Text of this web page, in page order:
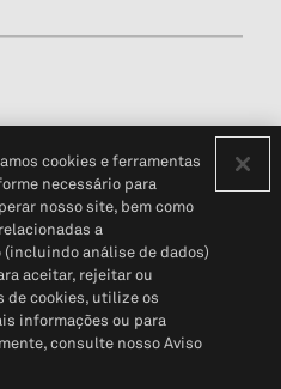
do cliente (em inglês)
© 2026 S&P Global
cookies e ferramentas
necessário para
nosso site, bem como
a
análise de dados)
aceitar, rejeitar ou
de cookies, utilize os
informações ou para
consulte nosso Aviso